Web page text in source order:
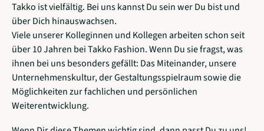
Takko ist vielfältig. Bei uns kannst Du sein wer Du bist und
über Dich hinauswachsen.
Viele unserer Kolleginnen und Kollegen arbeiten schon seit
über 10 Jahren bei Takko Fashion. Wenn Du sie fragst, was
ihnen bei uns besonders gefällt: Das Miteinander, unsere
Unternehmenskultur, der Gestaltungsspielraum sowie die
Möglichkeiten zur fachlichen und persönlichen
Weiterentwicklung.